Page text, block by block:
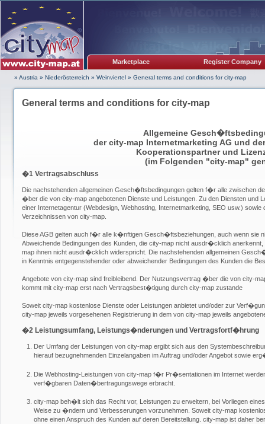
Marketplace Register Company
» Austria » Niederösterreich » Weinviertel » General terms and conditions for city-map
General terms and conditions for city-map
Allgemeine
der city-map Internetmarketing AG und
Kooperationspartner und
(im Folgenden "city-map"
�1 Vertragsabschluss
Die nachstehenden allgemeinen Gesch�ftsbedingungen gelten f�r alle zwischen
�ber die von city-map angebotenen Dienste und Leistungen. Zu den Diensten und
einer Internetagentur (Webdesign, Webhosting, Internetmarketing, SEO usw.)
Verzeichnissen von city-map.
Diese AGB gelten auch f�r alle k�nftigen Gesch�ftsbeziehungen, auch wenn sie
Abweichende Bedingungen des Kunden, die city-map nicht ausdr�cklich
map ihnen nicht ausdr�cklich widerspricht. Die nachstehenden allgemeinen
in Kenntnis entgegenstehender oder abweichender Bedingungen des Kunden die
Angebote von city-map sind freibleibend. Der Nutzungsvertrag �ber die von city-
kommt mit city-map erst nach Vertragsbest�tigung durch city-map zustande
Soweit city-map kostenlose Dienste oder Leistungen anbietet und/oder zur
city-map jeweils vorgesehenen Registrierung in dem von city-map jeweils
�2 Leistungsumfang, Leistungs�nderungen und Vertragsfortf�hrung
Der Umfang der Leistungen von city-map ergibt sich aus den
hierauf bezugnehmenden Einzelangaben im Auftrag und/oder Angebot sowie
Die Webhosting-Leistungen von city-map f�r Pr�sentationen im Internet
verf�gbaren Daten�bertragungswege erbracht.
city-map beh�lt sich das Recht vor, Leistungen zu erweitern, bei Vorliegen
Weise zu �ndern und Verbesserungen vorzunehmen. Soweit city-map
ohne einen Anspruch des Kunden auf deren Bereitstellung. city-map ist daher